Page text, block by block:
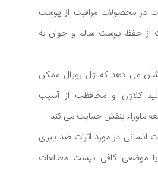
در محصولات مراقبت از پوست
از حفظ پوست سالم و جوان به
می دهد که ژل رویال ممکن
کلاژن و محافظت از آسیب
ماوراء بنفش حمایت می کند.
انسانی در مورد اثرات ضد پیری
موضعی کافی نیست مطالعات